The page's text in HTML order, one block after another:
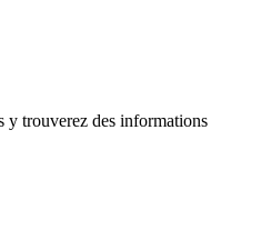
y trouverez des informations